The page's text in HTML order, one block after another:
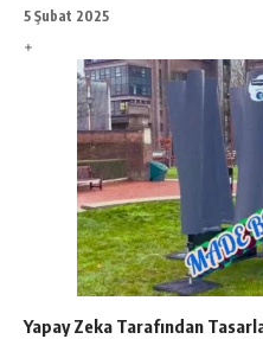
5 Şubat 2025
Yapay Zeka Tarafından